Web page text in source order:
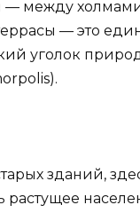
между
— это
уголок
зданий,